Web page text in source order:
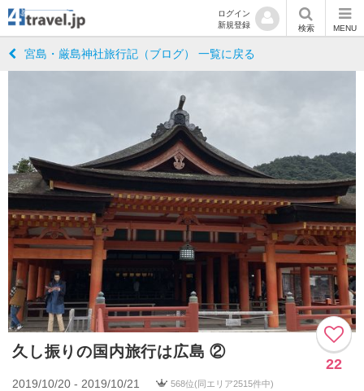
ログイン
新規登録
検索 MENU
宮島・厳島神社旅行記（ブログ） 一覧に戻る
久し振りの国内旅行は広島 ②
22
2019/10/20 - 2019/10/21 568位(同エリア2515件中)